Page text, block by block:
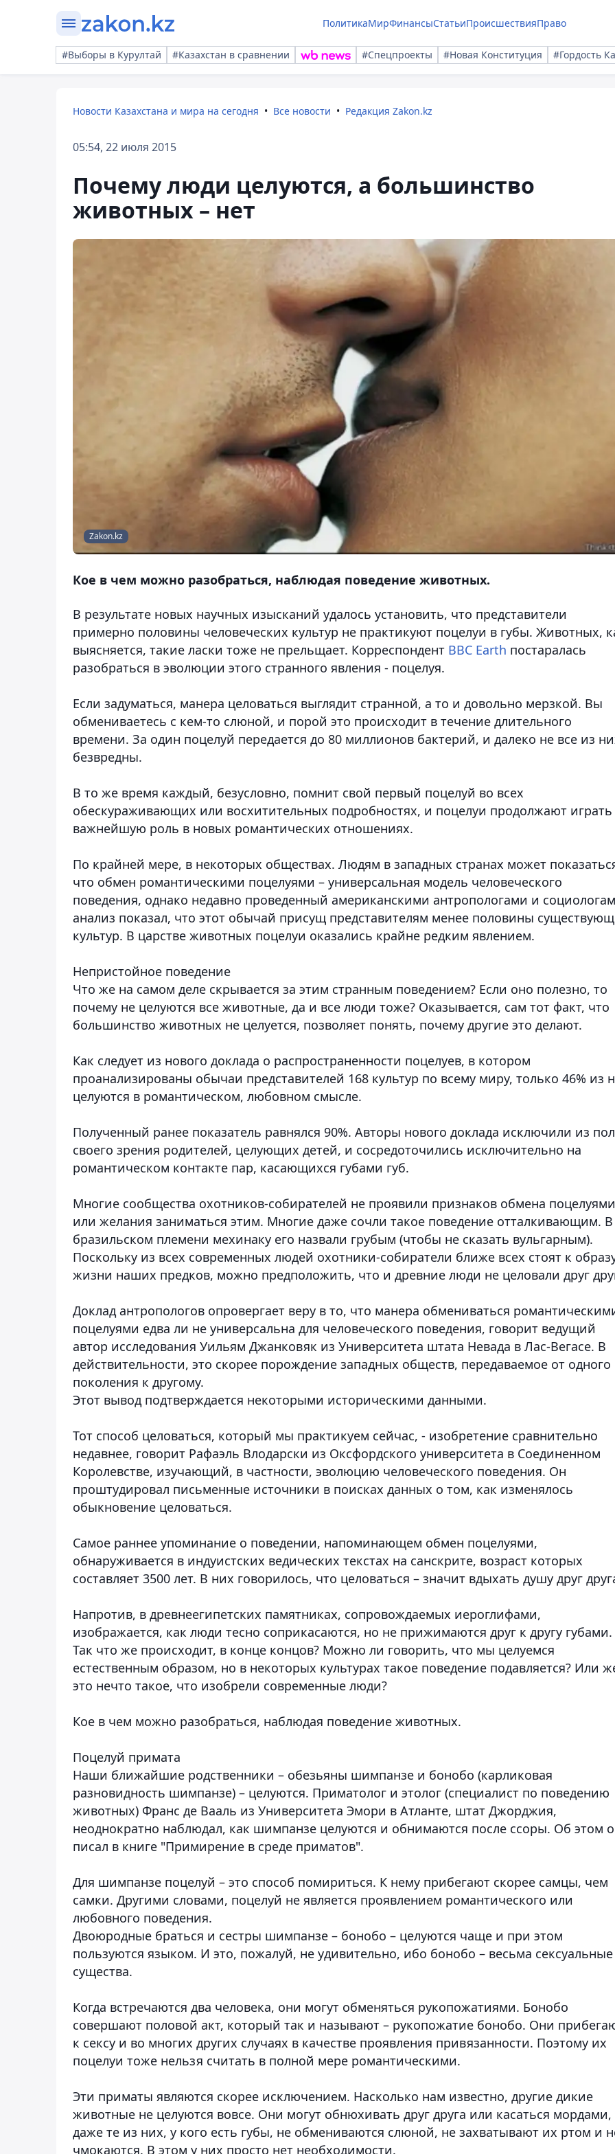
ПолитикаМирФинансыСтатьиПроисшествияПраво
#Выборы в Курултай #Казахстан в сравнении #Спецпроекты #Новая Конституция #Гордость
Новости Казахстана и мира на сегодня Все новости Редакция Zakon.kz
05:54, 22 июля 2015
Почему люди целуются, а большинство
животных – нет
Zakon.kz
Кое в чем можно разобраться, наблюдая поведение животных.
В результате новых научных изысканий удалось установить, что представители
примерно половины человеческих культур не практикуют поцелуи в губы. Животных,
выясняется, такие ласки тоже не прельщает. Корреспондент BBC Earth постаралась
разобраться в эволюции этого странного явления - поцелуя.
Если задуматься, манера целоваться выглядит странной, а то и довольно мерзкой. Вы
обмениваетесь с кем-то слюной, и порой это происходит в течение длительного
времени. За один поцелуй передается до 80 миллионов бактерий, и далеко не все из
безвредны.
В то же время каждый, безусловно, помнит свой первый поцелуй во всех
обескураживающих или восхитительных подробностях, и поцелуи продолжают играть
важнейшую роль в новых романтических отношениях.
По крайней мере, в некоторых обществах. Людям в западных странах может
что обмен романтическими поцелуями – универсальная модель человеческого
поведения, однако недавно проведенный американскими антропологами и
анализ показал, что этот обычай присущ представителям менее половины
культур. В царстве животных поцелуи оказались крайне редким явлением.
Непристойное поведение
Что же на самом деле скрывается за этим странным поведением? Если оно полезно, то
почему не целуются все животные, да и все люди тоже? Оказывается, сам тот факт, что
большинство животных не целуется, позволяет понять, почему другие это делают.
Как следует из нового доклада о распространенности поцелуев, в котором
проанализированы обычаи представителей 168 культур по всему миру, только 46% из
целуются в романтическом, любовном смысле.
Полученный ранее показатель равнялся 90%. Авторы нового доклада исключили из
своего зрения родителей, целующих детей, и сосредоточились исключительно на
романтическом контакте пар, касающихся губами губ.
Многие сообщества охотников-собирателей не проявили признаков обмена поцелуями
или желания заниматься этим. Многие даже сочли такое поведение отталкивающим. В
бразильском племени мехинаку его назвали грубым (чтобы не сказать вульгарным).
Поскольку из всех современных людей охотники-собиратели ближе всех стоят к
жизни наших предков, можно предположить, что и древние люди не целовали друг
Доклад антропологов опровергает веру в то, что манера обмениваться
поцелуями едва ли не универсальна для человеческого поведения, говорит ведущий
автор исследования Уильям Джанковяк из Университета штата Невада в Лас-Вегасе. В
действительности, это скорее порождение западных обществ, передаваемое от одного
поколения к другому.
Этот вывод подтверждается некоторыми историческими данными.
Тот способ целоваться, который мы практикуем сейчас, - изобретение сравнительно
недавнее, говорит Рафаэль Влодарски из Оксфордского университета в Соединенном
Королевстве, изучающий, в частности, эволюцию человеческого поведения. Он
проштудировал письменные источники в поисках данных о том, как изменялось
обыкновение целоваться.
Самое раннее упоминание о поведении, напоминающем обмен поцелуями,
обнаруживается в индуистских ведических текстах на санскрите, возраст которых
составляет 3500 лет. В них говорилось, что целоваться – значит вдыхать душу друг
Напротив, в древнеегипетских памятниках, сопровождаемых иероглифами,
изображается, как люди тесно соприкасаются, но не прижимаются друг к другу губами.
Так что же происходит, в конце концов? Можно ли говорить, что мы целуемся
естественным образом, но в некоторых культурах такое поведение подавляется? Или
это нечто такое, что изобрели современные люди?
Кое в чем можно разобраться, наблюдая поведение животных.
Поцелуй примата
Наши ближайшие родственники – обезьяны шимпанзе и бонобо (карликовая
разновидность шимпанзе) – целуются. Приматолог и этолог (специалист по поведению
животных) Франс де Вааль из Университета Эмори в Атланте, штат Джорджия,
неоднократно наблюдал, как шимпанзе целуются и обнимаются после ссоры. Об этом
писал в книге "Примирение в среде приматов".
Для шимпанзе поцелуй – это способ помириться. К нему прибегают скорее самцы, чем
самки. Другими словами, поцелуй не является проявлением романтического или
любовного поведения.
Двоюродные браться и сестры шимпанзе – бонобо – целуются чаще и при этом
пользуются языком. И это, пожалуй, не удивительно, ибо бонобо – весьма сексуальные
существа.
Когда встречаются два человека, они могут обменяться рукопожатиями. Бонобо
совершают половой акт, который так и называют – рукопожатие бонобо. Они
к сексу и во многих других случаях в качестве проявления привязанности. Поэтому их
поцелуи тоже нельзя считать в полной мере романтическими.
Эти приматы являются скорее исключением. Насколько нам известно, другие дикие
животные не целуются вовсе. Они могут обнюхивать друг друга или касаться мордами,
даже те из них, у кого есть губы, не обмениваются слюной, не захватывают их ртом и
чмокаются. В этом у них просто нет необходимости.